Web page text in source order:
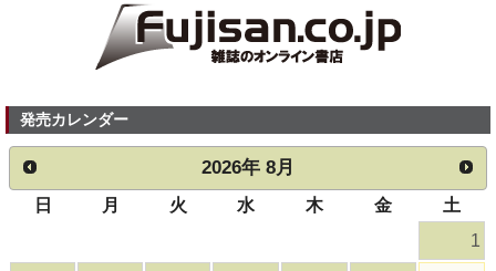
発売カレンダー
2026年 8月
日 月 火 水 木 金
土
1